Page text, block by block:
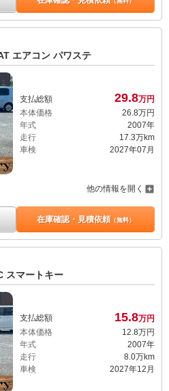
エアコン パワステ
支払総額 29.8万円
本体価格
26.8万円
年式
2007年
走行
17.3万km
車検
2027年07月
他の情報を開く
在庫確認・見積依頼（無料）
スマートキー
支払総額 15.8万円
本体価格
12. 8万円
年式
2007年
走行
8.0万km
車検
2027年12月